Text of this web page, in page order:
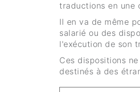
traductions en une
Il en va de même
salarié ou des
l'exécution de son
Ces dispositions
destinés à des